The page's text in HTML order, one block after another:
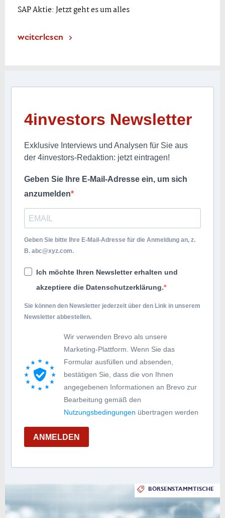
SAP Aktie: Jetzt geht es um alles
weiterlesen
4investors Newsletter
Exklusive Interviews und Analysen für Sie aus
der 4investors-Redaktion: jetzt eintragen!
Geben Sie Ihre E-Mail-Adresse ein, um sich
anzumelden
Geben Sie bitte Ihre E-Mail-Adresse für die Anmeldung an, z.
B. abc@xyz.com.
Ich möchte Ihren Newsletter erhalten und
akzeptiere die Datenschutzerklärung.
Sie können den Newsletter jederzeit über den Link in unserem
Newsletter abbestellen.
Wir verwenden Brevo als unsere
Marketing-Plattform. Wenn Sie das
Formular ausfüllen und absenden,
bestätigen Sie, dass die von Ihnen
angegebenen Informationen an Brevo zur
Bearbeitung gemäß den
Nutzungsbedingungen übertragen werden
ANMELDEN
BÖRSENSTAMMTISCHE